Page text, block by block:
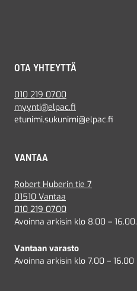
OTA YHTEYTTÄ
010 219 0700
myynti@elpac.fi
etunimi.sukunimi@elpac.fi
VANTAA
Robert Huberin tie 7
01510 Vantaa
010 219 0700
Avoinna arkisin klo 8.00 – 16.00.
Vantaan varasto
Avoinna arkisin klo 7.00 – 16.00